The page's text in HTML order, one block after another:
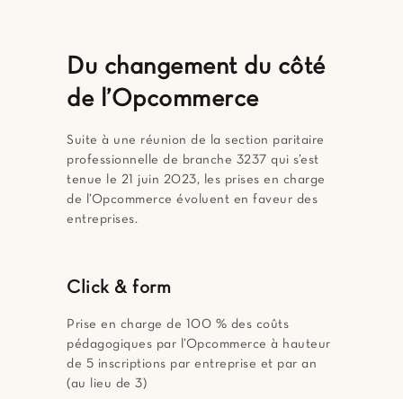
Du changement du côté
de l’Opcommerce
Suite à une réunion de la section paritaire
professionnelle de branche 3237 qui s’est
tenue le 21 juin 2023, les prises en charge
de l’Opcommerce évoluent en faveur des
entreprises.
Click & form
Prise en charge de 100 % des coûts
pédagogiques par l’Opcommerce à hauteur
de 5 inscriptions par entreprise et par an
(au lieu de 3)